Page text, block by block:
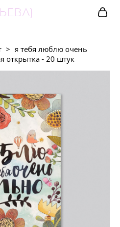
> я тебя люблю очень
открытка - 20 штук